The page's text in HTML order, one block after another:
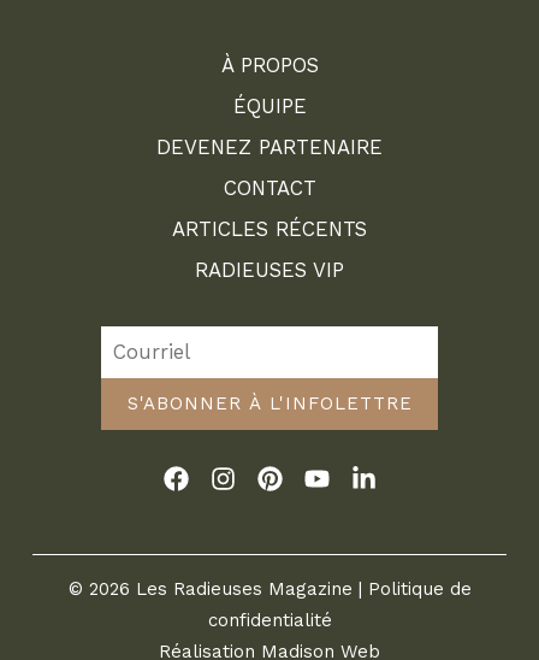
À PROPOS
ÉQUIPE
DEVENEZ PARTENAIRE
CONTACT
ARTICLES RÉCENTS
RADIEUSES VIP
S'ABONNER À L'INFOLETTRE
© 2026 Les Radieuses Magazine | Politique de
confidentialité
Réalisation Madison Web